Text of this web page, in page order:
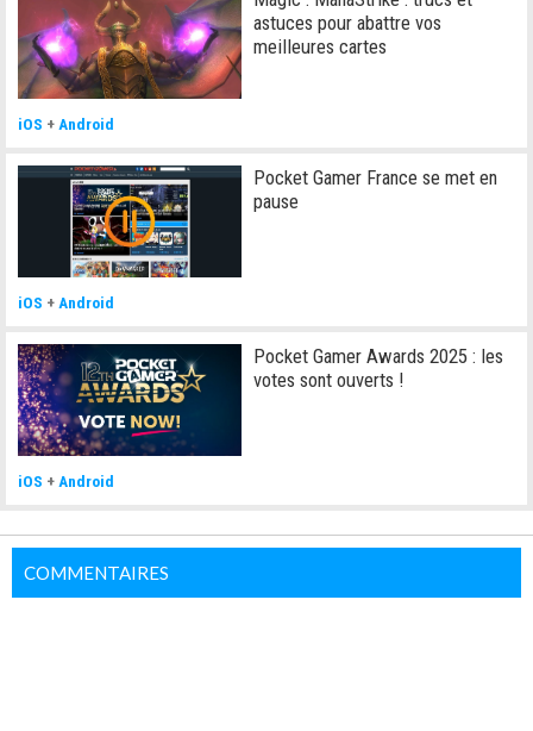
astuces pour abattre vos
meilleures cartes
iOS + Android
Pocket Gamer France se met en
pause
iOS + Android
Pocket Gamer Awards 2025 : les
votes sont ouverts !
iOS + Android
COMMENTAIRES